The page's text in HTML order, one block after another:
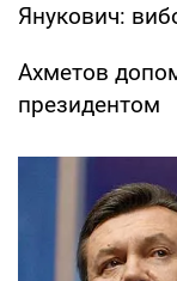
Янукович:
Ахметов
президентом